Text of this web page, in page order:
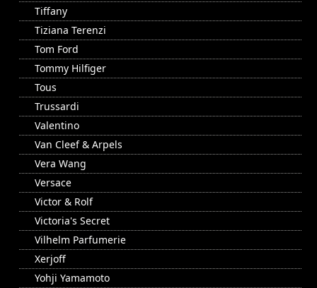
Tiffany
Tiziana Terenzi
Tom Ford
Tommy Hilfiger
Tous
Trussardi
Valentino
Van Cleef & Arpels
Vera Wang
Versace
Victor & Rolf
Victoria's Secret
Vilhelm Parfumerie
Xerjoff
Yohji Yamamoto